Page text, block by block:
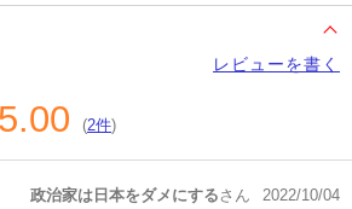
レビューを書く
5.00 (2件)
政治家は日本をダメにするさん 2022/10/04